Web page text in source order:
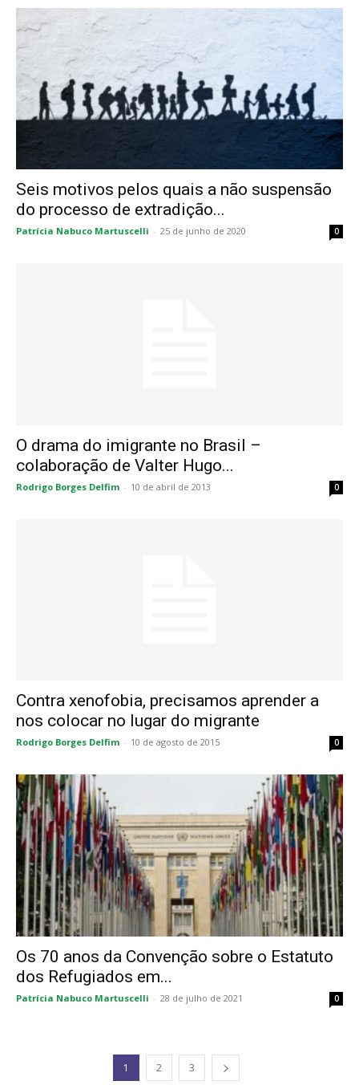
Seis motivos pelos quais a não suspensão
do processo de extradição...
Patrícia Nabuco Martuscelli - 25 de junho de 2020 0
O drama do imigrante no Brasil –
colaboração de Valter Hugo...
Rodrigo Borges Delfim - 10 de abril de 2013 0
Contra xenofobia, precisamos aprender a
nos colocar no lugar do migrante
Rodrigo Borges Delfim - 10 de agosto de 2015 0
Os 70 anos da Convenção sobre o Estatuto
dos Refugiados em...
Patrícia Nabuco Martuscelli - 28 de julho de 2021 0
1 2 3